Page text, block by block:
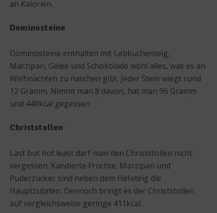
an Kalorien.
Dominosteine
Dominosteine enthalten mit Lebkuchenteig,
Marzipan, Gelee und Schokolade wohl alles, was es an
Weihnachten zu naschen gibt. Jeder Stein wiegt rund
12 Gramm. Nimmt man 8 davon, hat man 96 Gramm
und 440kcal gegessen.
Christstollen
Last but not least darf man den Christstollen nicht
vergessen. Kandierte Früchte, Marzipan und
Puderzucker sind neben dem Hefeteig die
Hauptzutaten. Dennoch bringt es der Christstollen
auf vergleichsweise geringe 411kcal.